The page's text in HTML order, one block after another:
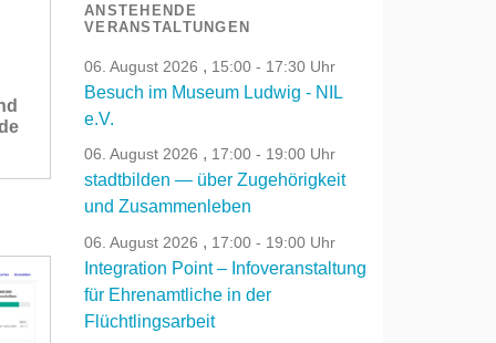
ANSTEHENDE
VERANSTALTUNGEN
06. August 2026 , 15:00 - 17:30 Uhr
Besuch im Museum Ludwig - NIL
e.V.
06. August 2026 , 17:00 - 19:00 Uhr
stadtbilden — über Zugehörigkeit
und Zusammenleben
06. August 2026 , 17:00 - 19:00 Uhr
Integration Point – Infoveranstaltung
für Ehrenamtliche in der
Flüchtlingsarbeit